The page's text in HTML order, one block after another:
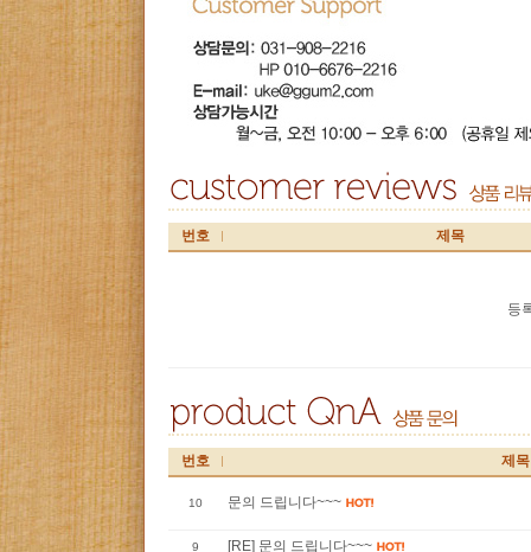
번호 제목
등
번호 제목
10 문의 드립니다~~~
9 [RE] 문의 드립니다~~~